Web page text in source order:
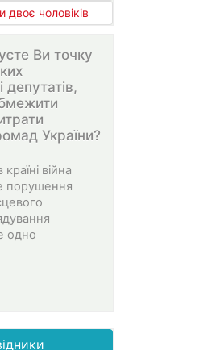
двоє чоловіків
Ви точку
депутатів,
України?
війна
порушення
одно